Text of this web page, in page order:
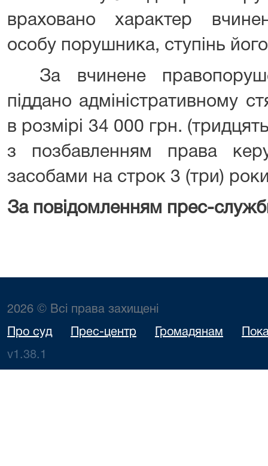
враховано характер
особу порушника, ступінь
За вчинене
піддано адміністративному
в розмірі 34 000 грн.
з позбавленням права
засобами на строк 3 (три)
За повідомленням прес-
2026 © Всі права захищені
Про суд Прес-центр Громадянам
v1.38.1